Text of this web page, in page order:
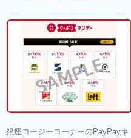
銀座コージーコーナーのPayPayキ